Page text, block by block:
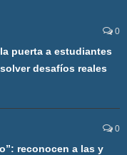
0
puerta a estudiantes
desafíos reales
0
reconocen a las y